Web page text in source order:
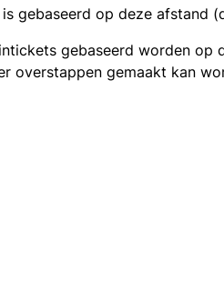
gebaseerd op deze afstand
gebaseerd worden
overstappen gemaakt kan